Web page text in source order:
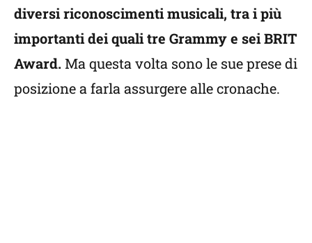
diversi riconoscimenti musicali, tra i più
importanti dei quali tre Grammy e sei BRIT
Award. Ma questa volta sono le sue prese di
posizione a farla assurgere alle cronache.